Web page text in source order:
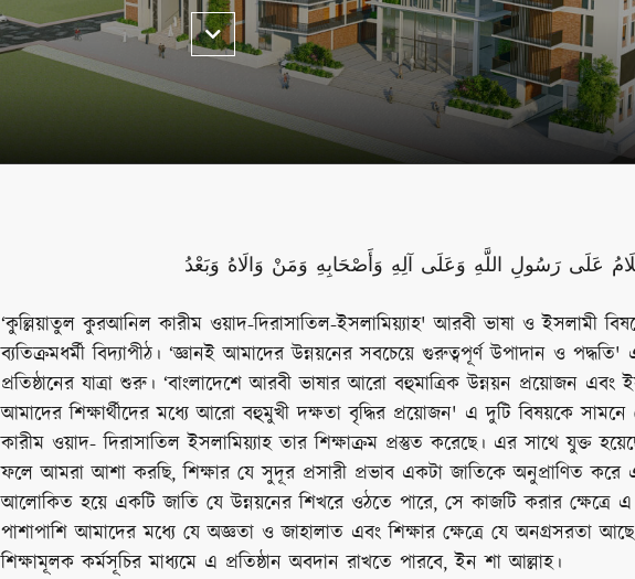
عَلَى رَسُولِ اللَّهِ وَعَلَى آلِهِ وَأَصْحَابِهِ وَمَنْ وَالَاهُ وَبَعْدُ
‘কুল্লিয়াতুল কুরআনিল কারীম ওয়াদ-দিরাসাতিল-ইসলামিয়্যাহ' আরবী ভাষা ও ইসলামী
ব্যতিক্রমধর্মী বিদ্যাপীঠ। ‘জ্ঞানই আমাদের উন্নয়নের সবচেয়ে গুরুত্বপূর্ণ উপাদান ও
প্রতিষ্ঠানের যাত্রা শুরু। ‘বাংলাদেশে আরবী ভাষার আরো বহুমাত্রিক উন্নয়ন প্রয়োজন এবং
আমাদের শিক্ষার্থীদের মধ্যে আরো বহুমুখী দক্ষতা বৃদ্ধির প্রয়োজন' এ দুটি বিষয়কে
কারীম ওয়াদ- দিরাসাতিল ইসলামিয়্যাহ তার শিক্ষাক্রম প্রস্তুত করেছে। এর সাথে যুক্ত
ফলে আমরা আশা করছি, শিক্ষার যে সুদূর প্রসারী প্রভাব একটা জাতিকে অনুপ্রাণিত
আলোকিত হয়ে একটি জাতি যে উন্নয়নের শিখরে ওঠতে পারে, সে কাজটি করার ক্ষেত্রে এ
পাশাপাশি আমাদের মধ্যে যে অজ্ঞতা ও জাহালাত এবং শিক্ষার ক্ষেত্রে যে অনগ্রসরতা
শিক্ষামূলক কর্মসূচির মাধ্যমে এ প্রতিষ্ঠান অবদান রাখতে পারবে, ইন শা আল্লাহ।